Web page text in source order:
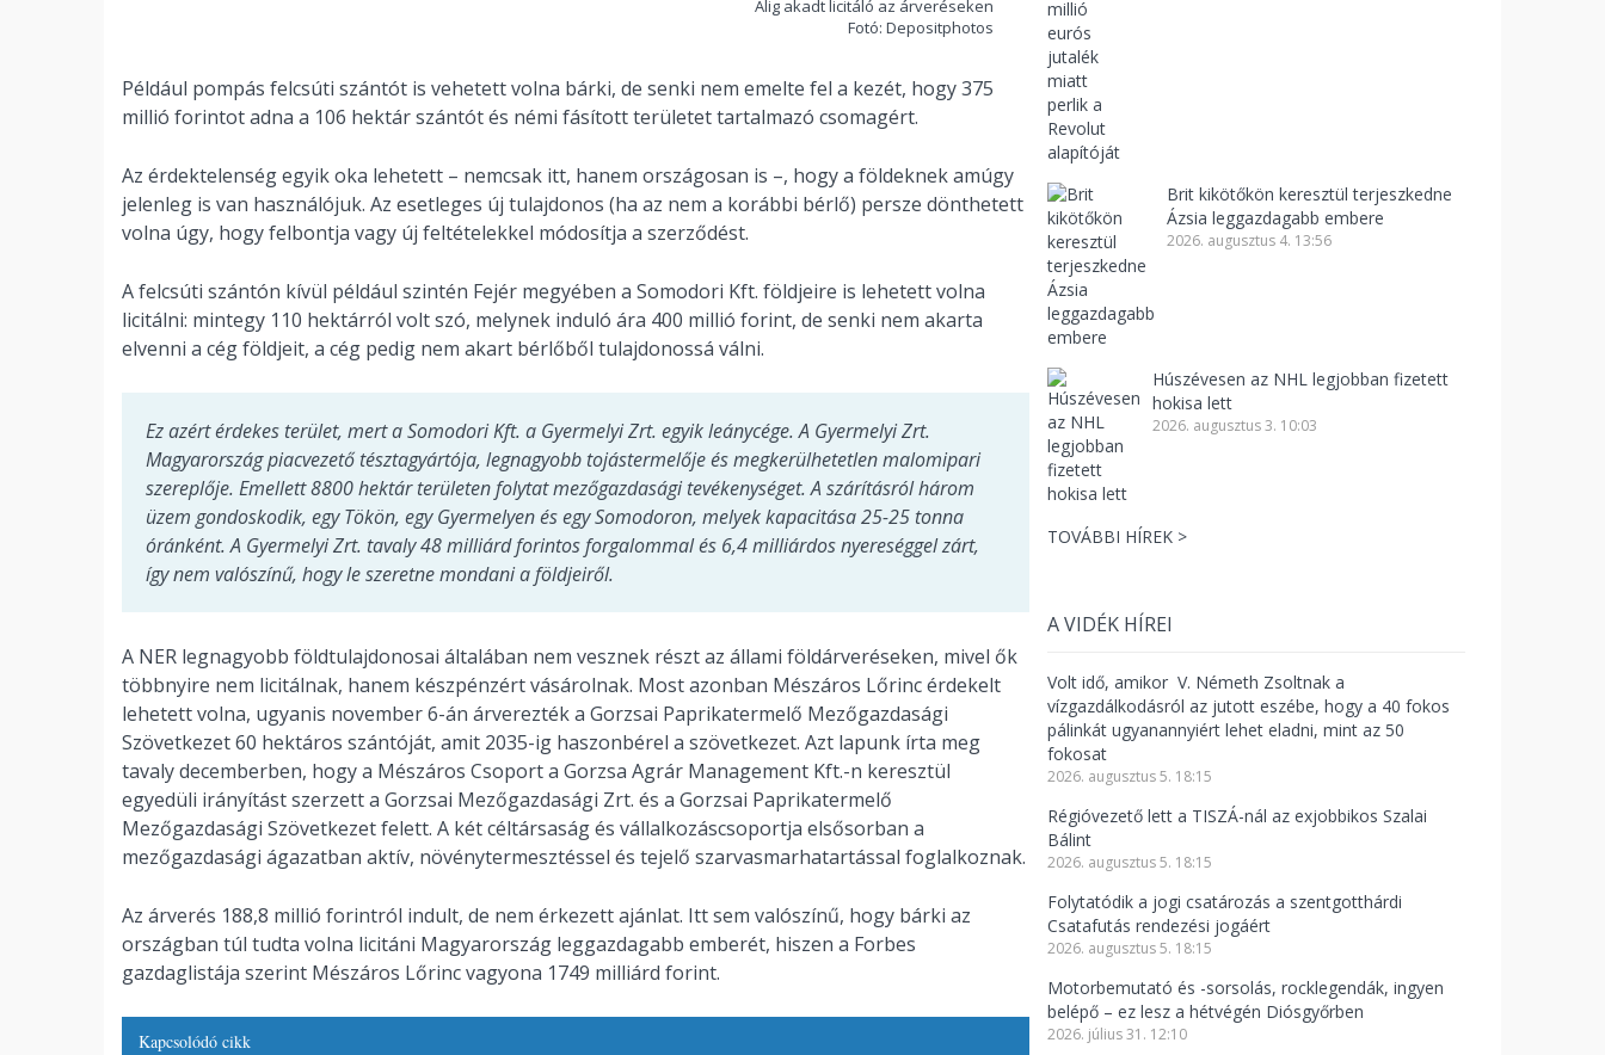
Alig akadt licitáló az árveréseken
Fotó: Depositphotos
Például pompás felcsúti szántót is vehetett volna bárki, de senki nem emelte fel a kezét, hogy 375
millió forintot adna a 106 hektár szántót és némi fásított területet tartalmazó csomagért.
Az érdektelenség egyik oka lehetett – nemcsak itt, hanem országosan is –, hogy a földeknek amúgy
jelenleg is van használójuk. Az esetleges új tulajdonos (ha az nem a korábbi bérlő) persze dönthetett
volna úgy, hogy felbontja vagy új feltételekkel módosítja a szerződést.
A felcsúti szántón kívül például szintén Fejér megyében a Somodori Kft. földjeire is lehetett volna
licitálni: mintegy 110 hektárról volt szó, melynek induló ára 400 millió forint, de senki nem akarta
elvenni a cég földjeit, a cég pedig nem akart bérlőből tulajdonossá válni.
Ez azért érdekes terület, mert a Somodori Kft. a Gyermelyi Zrt. egyik leánycége. A Gyermelyi Zrt.
Magyarország piacvezető tésztagyártója, legnagyobb tojástermelője és megkerülhetetlen malomipari
szereplője. Emellett 8800 hektár területen folytat mezőgazdasági tevékenységet. A szárításról három
üzem gondoskodik, egy Tökön, egy Gyermelyen és egy Somodoron, melyek kapacitása 25-25 tonna
óránként. A Gyermelyi Zrt. tavaly 48 milliárd forintos forgalommal és 6,4 milliárdos nyereséggel zárt,
így nem valószínű, hogy le szeretne mondani a földjeiről.
A NER legnagyobb földtulajdonosai általában nem vesznek részt az állami földárveréseken, mivel ők
többnyire nem licitálnak, hanem készpénzért vásárolnak. Most azonban Mészáros Lőrinc érdekelt
lehetett volna, ugyanis november 6-án árverezték a Gorzsai Paprikatermelő Mezőgazdasági
Szövetkezet 60 hektáros szántóját, amit 2035-ig haszonbérel a szövetkezet. Azt lapunk írta meg
tavaly decemberben, hogy a Mészáros Csoport a Gorzsa Agrár Management Kft.-n keresztül
egyedüli irányítást szerzett a Gorzsai Mezőgazdasági Zrt. és a Gorzsai Paprikatermelő
Mezőgazdasági Szövetkezet felett. A két céltársaság és vállalkozáscsoportja elsősorban a
mezőgazdasági ágazatban aktív, növénytermesztéssel és tejelő szarvasmarhatartással foglalkoznak.
Az árverés 188,8 millió forintról indult, de nem érkezett ajánlat. Itt sem valószínű, hogy bárki az
országban túl tudta volna licitáni Magyarország leggazdagabb emberét, hiszen a Forbes
gazdaglistája szerint Mészáros Lőrinc vagyona 1749 milliárd forint.
Kapcsolódó cikk
Brit kikötőkön keresztül terjeszkedne
Ázsia leggazdagabb embere
2026. augusztus 4. 13:56
Húszévesen az NHL legjobban fizetett
hokisa lett
2026. augusztus 3. 10:03
TOVÁBBI HÍREK >
A VIDÉK HÍREI
Volt idő, amikor V. Németh Zsoltnak a
vízgazdálkodásról az jutott eszébe, hogy a 40 fokos
pálinkát ugyanannyiért lehet eladni, mint az 50
fokosat
2026. augusztus 5. 18:15
Régióvezető lett a TISZÁ-nál az exjobbikos Szalai
Bálint
2026. augusztus 5. 18:15
Folytatódik a jogi csatározás a szentgotthárdi
Csatafutás rendezési jogáért
2026. augusztus 5. 18:15
Motorbemutató és -sorsolás, rocklegendák, ingyen
belépő – ez lesz a hétvégén Diósgyőrben
2026. július 31. 12:10